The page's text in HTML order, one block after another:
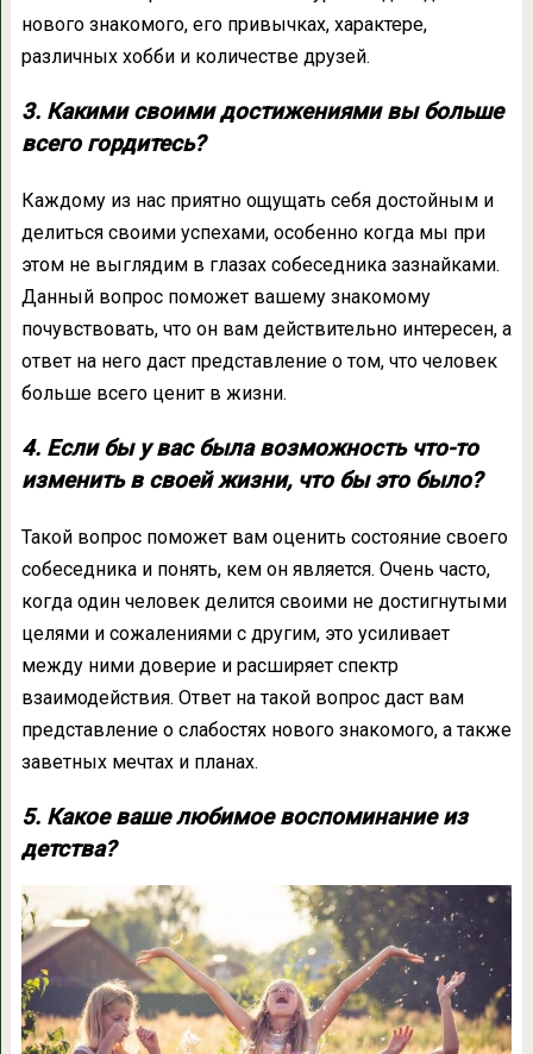
нового знакомого, его привычках, характере,
различных хобби и количестве друзей.
3. Какими своими достижениями вы больше
всего гордитесь?
Каждому из нас приятно ощущать себя достойным и
делиться своими успехами, особенно когда мы при
этом не выглядим в глазах собеседника зазнайками.
Данный вопрос поможет вашему знакомому
почувствовать, что он вам действительно интересен, а
ответ на него даст представление о том, что человек
больше всего ценит в жизни.
4. Если бы у вас была возможность что-то
изменить в своей жизни, что бы это было?
Такой вопрос поможет вам оценить состояние своего
собеседника и понять, кем он является. Очень часто,
когда один человек делится своими не достигнутыми
целями и сожалениями с другим, это усиливает
между ними доверие и расширяет спектр
взаимодействия. Ответ на такой вопрос даст вам
представление о слабостях нового знакомого, а также
заветных мечтах и планах.
5. Какое ваше любимое воспоминание из
детства?